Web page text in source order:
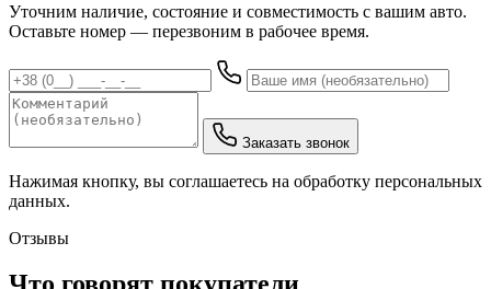
Уточним наличие, состояние и совместимость с вашим авто.
Оставьте номер — перезвоним в рабочее время.
Заказать звонок
Нажимая кнопку, вы соглашаетесь на обработку персональных
данных.
Отзывы